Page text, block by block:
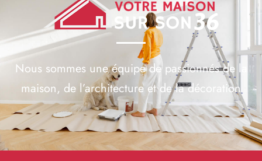
Nous sommes une équipe de passionnés de la
maison, de l’architecture et de la décoration